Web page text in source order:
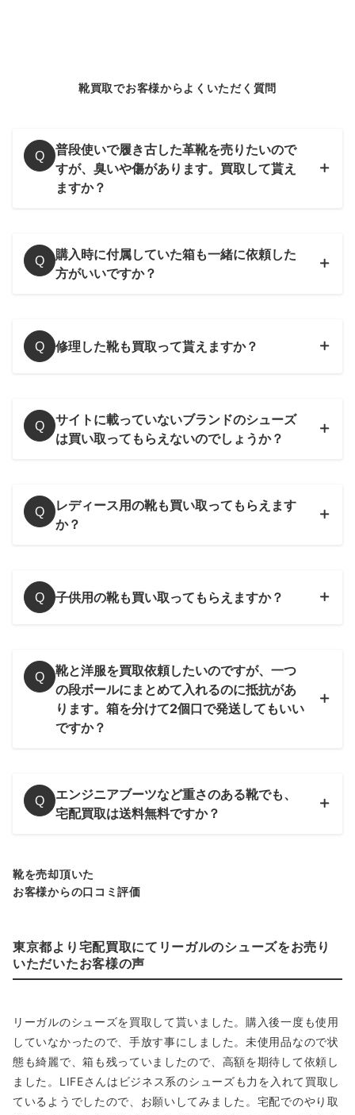
靴買取でお客様からよくいただく質問
Q
普段使いで履き古した革靴を売りたいので
すが、臭いや傷があります。買取して貰え
ますか？
Q
購入時に付属していた箱も一緒に依頼した
方がいいですか？
Q 修理した靴も買取って貰えますか？
Q
サイトに載っていないブランドのシューズ
は買い取ってもらえないのでしょうか？
Q
レディース用の靴も買い取ってもらえます
か？
Q 子供用の靴も買い取ってもらえますか？
Q
靴と洋服を買取依頼したいのですが、一つ
の段ボールにまとめて入れるのに抵抗があ
ります。箱を分けて2個口で発送してもいい
ですか？
Q
エンジニアブーツなど重さのある靴でも、
宅配買取は送料無料ですか？
靴を売却頂いた
お客様からの口コミ評価
東京都より宅配買取にてリーガルのシューズをお売り
いただいたお客様の声
リーガルのシューズを買取して貰いました。購入後一度も使用
していなかったので、手放す事にしました。未使用品なので状
態も綺麗で、箱も残っていましたので、高額を期待して依頼し
ました。LIFEさんはビジネス系のシューズも力を入れて買取し
ているようでしたので、お願いしてみました。宅配でのやり取